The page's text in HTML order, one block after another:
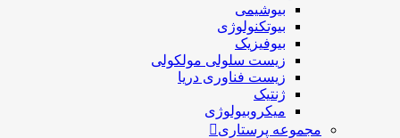
بیوشیمی
بیوتکنولوژی
بیوفیزیک
زیست سلولی مولکولی
زیست فناوری دریا
ژنتیک
میکروبیولوژی
مجموعه پرستاری